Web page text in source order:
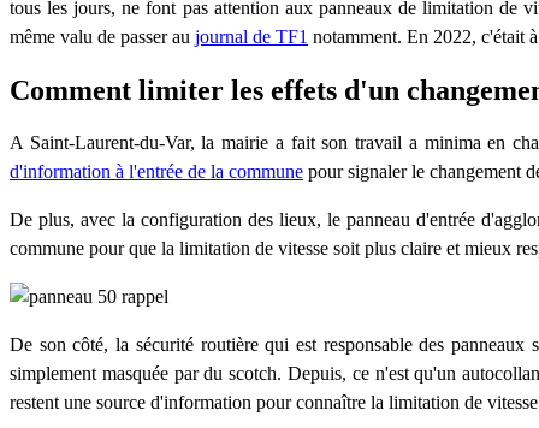
tous les jours, ne font pas attention aux panneaux de limitation de
même valu de passer au journal de TF1 notamment. En 2022, c'était
Comment limiter les effets d'un
A Saint-Laurent-du-Var, la mairie a fait son travail a minima en
d'information à l'entrée de la commune pour signaler le changement
De plus, avec la configuration des lieux, le panneau d'entrée
commune pour que la limitation de vitesse soit plus claire et mieux
De son côté, la sécurité routière qui est responsable des
simplement masquée par du scotch. Depuis, ce n'est qu'un
restent une source d'information pour connaître la limitation de